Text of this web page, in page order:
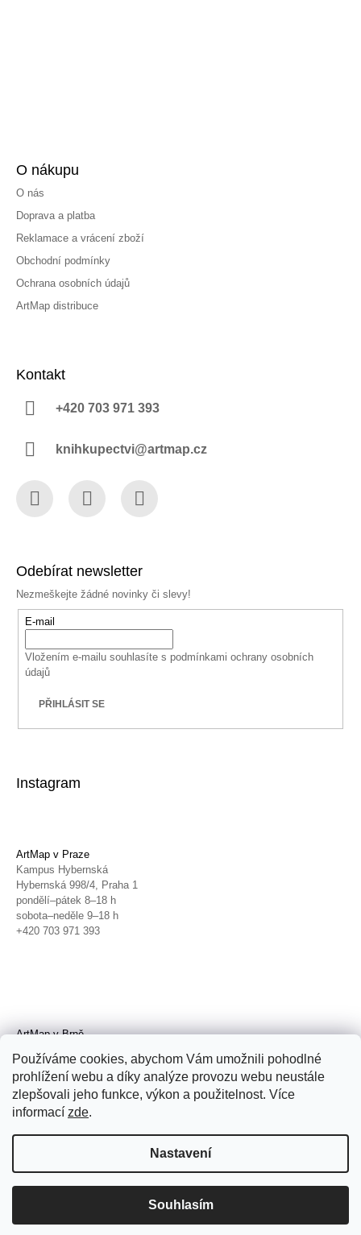
Používáme cookies, abychom Vám umožnili pohodlné
prohlížení webu a díky analýze provozu webu neustále
zlepšovali jeho funkce, výkon a použitelnost. Více
informací zde.
Nastavení
Souhlasím
O nákupu
O nás
Doprava a platba
Reklamace a vrácení zboží
Obchodní podmínky
Ochrana osobních údajů
ArtMap distribuce
Kontakt
+420 703 971 393
knihkupectvi@artmap.cz
Odebírat newsletter
Nezmeškejte žádné novinky či slevy!
E-mail
Vložením e-mailu souhlasíte s podmínkami ochrany osobních
údajů
PŘIHLÁSIT SE
Instagram
ArtMap v Praze
Kampus Hybernská
Hybernská 998/4, Praha 1
pondělí–pátek 8–18 h
sobota–neděle 9–18 h
+420 703 971 393
ArtMap v Brně
Radnická 4, Brno
úterý–pátek 11–19 h
sobota 14–19 h
+420 702 152 298